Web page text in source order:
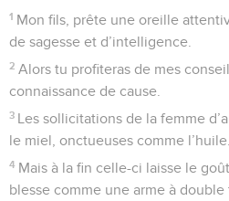
1 Mon fils, prête une oreille
de sagesse et d’intelligence.
2 Alors tu profiteras de mes
connaissance de cause.
3 Les sollicitations de la femme
le miel, onctueuses comme l’huile.
4 Mais à la fin celle-ci laisse le
blesse comme une arme à double